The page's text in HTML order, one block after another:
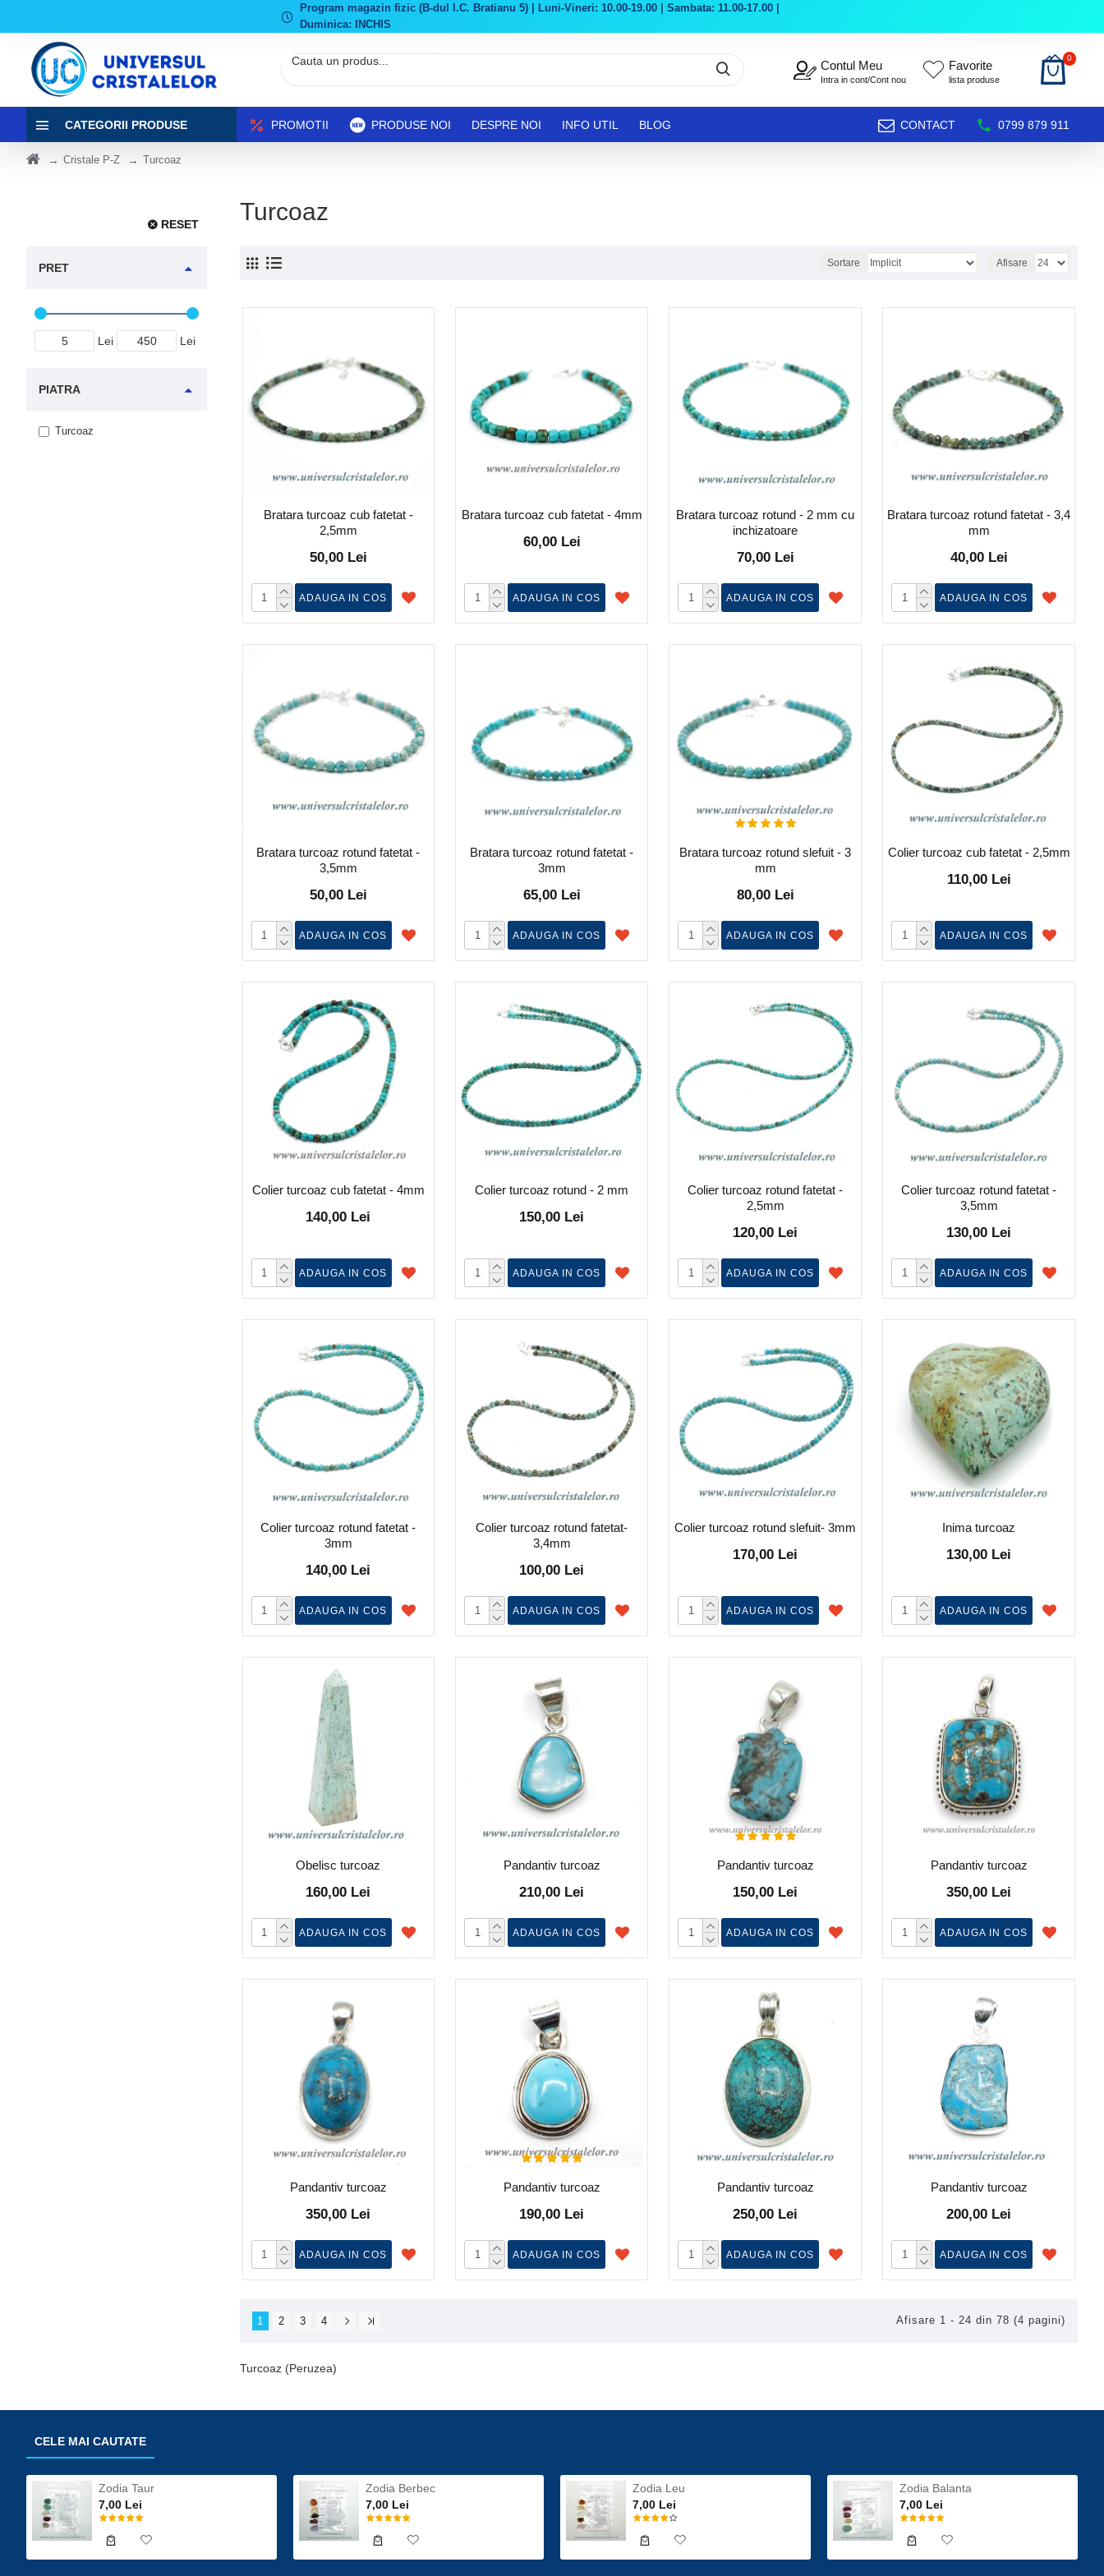
Program magazin fizic (B-dul I.C. Bratianu 5) | Luni-Vineri: 10.00-19.00 | Sambata: 11.00-17.00 |
Duminica: INCHIS
Contul Meu
Intra in cont/Cont nou
Favorite
lista produse
0
CATEGORII PRODUSE PROMOTII PRODUSE NOI DESPRE NOI INFO UTIL BLOG CONTACT 0799 879 911
Cristale P-Z Turcoaz
RESET
PRET
Lei Lei
PIATRA
Turcoaz
Turcoaz
Turcoaz (Peruzea)
Sortare Afisare
Bratara turcoaz cub fatetat -
2,5mm
50,00 Lei
ADAUGA IN COS
Bratara turcoaz cub fatetat - 4mm
60,00 Lei
ADAUGA IN COS
Bratara turcoaz rotund - 2 mm cu
inchizatoare
70,00 Lei
ADAUGA IN COS
Bratara turcoaz rotund fatetat - 3,4
mm
40,00 Lei
ADAUGA IN COS
Bratara turcoaz rotund fatetat -
3,5mm
50,00 Lei
ADAUGA IN COS
Bratara turcoaz rotund fatetat -
3mm
65,00 Lei
ADAUGA IN COS
Bratara turcoaz rotund slefuit - 3
mm
80,00 Lei
ADAUGA IN COS
Colier turcoaz cub fatetat - 2,5mm
110,00 Lei
ADAUGA IN COS
Colier turcoaz cub fatetat - 4mm
140,00 Lei
ADAUGA IN COS
Colier turcoaz rotund - 2 mm
150,00 Lei
ADAUGA IN COS
Colier turcoaz rotund fatetat -
2,5mm
120,00 Lei
ADAUGA IN COS
Colier turcoaz rotund fatetat -
3,5mm
130,00 Lei
ADAUGA IN COS
Colier turcoaz rotund fatetat -
3mm
140,00 Lei
ADAUGA IN COS
Colier turcoaz rotund fatetat-
3,4mm
100,00 Lei
ADAUGA IN COS
Colier turcoaz rotund slefuit- 3mm
170,00 Lei
ADAUGA IN COS
Inima turcoaz
130,00 Lei
ADAUGA IN COS
Obelisc turcoaz
160,00 Lei
ADAUGA IN COS
Pandantiv turcoaz
210,00 Lei
ADAUGA IN COS
Pandantiv turcoaz
150,00 Lei
ADAUGA IN COS
Pandantiv turcoaz
350,00 Lei
ADAUGA IN COS
Pandantiv turcoaz
350,00 Lei
ADAUGA IN COS
Pandantiv turcoaz
190,00 Lei
ADAUGA IN COS
Pandantiv turcoaz
250,00 Lei
ADAUGA IN COS
Pandantiv turcoaz
200,00 Lei
ADAUGA IN COS
1 2 3 4 Afisare 1 - 24 din 78 (4 pagini)
CELE MAI CAUTATE
Zodia Taur
7,00 Lei
Zodia Berbec
7,00 Lei
Zodia Leu
7,00 Lei
Zodia Balanta
7,00 Lei